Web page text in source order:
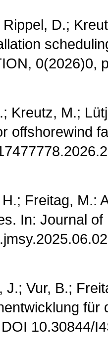
Rippel, D.;
0(2026)0,
Kreutz, M.;
offshorewind
Freitag, M.:
In: Journal
J.; Vur, B.;
für
10.30844/